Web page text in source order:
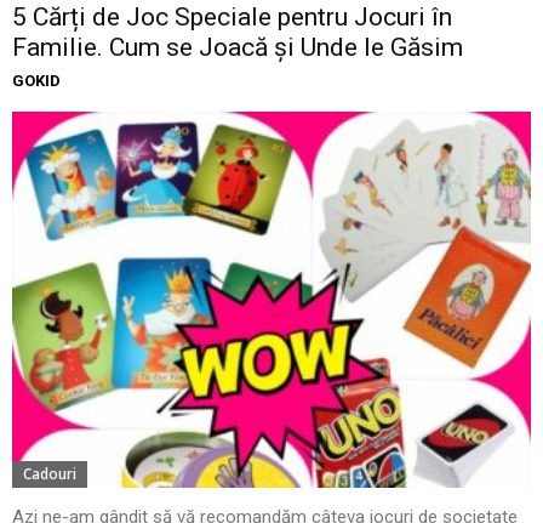
5 Cărți de Joc Speciale pentru Jocuri în
Familie. Cum se Joacă și Unde le Găsim
GOKID
Cadouri
Azi ne-am gândit să vă recomandăm câteva jocuri de societate